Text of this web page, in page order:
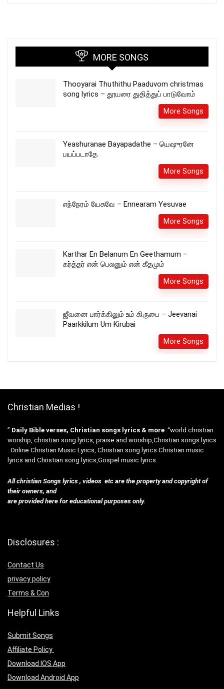
MORE SONGS
Thooyarai Thuthithu Paaduvom christmas
song lyrics – தூயரை துதித்துப் பாடுவோம்
More Songs
Yeashuranae Bayapadathe – யெஷுரனே
பயப்படாதே
More Songs
எந்நேரம் யேசுவே – Ennearam Yesuvae
More Songs
Karthar En Belanum En Geethamum –
கர்த்தர் என் பெலனும் என் கீதமும்
More Songs
ஜீவனை பார்க்கிலும் உம் கிருபை – Jeevanai
Paarkkilum Um Kirubai
More Songs
Christian Medias !
” Daily Bible verses, Christian songs lyrics & more “world christian
worship, christian song lyrics, praise and worship,Christian songs lyrics
. Online Christian Music Lyrics, Christian song lyrics Christian music
lyrics and Christian song lyrics,Gospel music lyrics.
All christian Songs lyrics , videos etc are the property and copyright of
their owners, and
are provided here for educational purposes only.
Disclosures :
Contact Us
privacy policy
Terms & Con
Helpful Links
Submit Songs
Affiliate Policy
Download IOS App
Download Android App